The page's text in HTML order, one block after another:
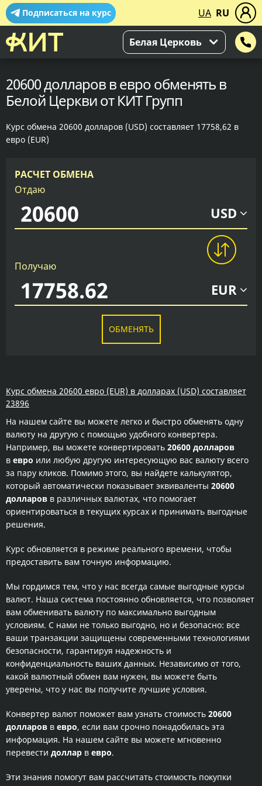
Подписаться на курс UA RU
Белая Церковь
20600 долларов в евро обменять в
Белой Церкви от КИТ Групп
Курс обмена 20600 долларов (USD) составляет 17758,62 в
евро (EUR)
РАСЧЕТ ОБМЕНА
Отдаю
USD
Получаю
EUR
ОБМЕНЯТЬ
Курс обмена 20600 евро (EUR) в долларах (USD) составляет
23896
На нашем сайте вы можете легко и быстро обменять одну
валюту на другую с помощью удобного конвертера.
Например, вы можете конвертировать 20600 долларов
в евро или любую другую интересующую вас валюту всего
за пару кликов. Помимо этого, вы найдете калькулятор,
который автоматически показывает эквиваленты 20600
долларов в различных валютах, что помогает
ориентироваться в текущих курсах и принимать выгодные
решения.
Курс обновляется в режиме реального времени, чтобы
предоставить вам точную информацию.
Мы гордимся тем, что у нас всегда самые выгодные курсы
валют. Наша система постоянно обновляется, что позволяет
вам обменивать валюту по максимально выгодным
условиям. С нами не только выгодно, но и безопасно: все
ваши транзакции защищены современными технологиями
безопасности, гарантируя надежность и
конфиденциальность ваших данных. Независимо от того,
какой валютный обмен вам нужен, вы можете быть
уверены, что у нас вы получите лучшие условия.
Конвертер валют поможет вам узнать стоимость 20600
долларов в евро, если вам срочно понадобилась эта
информация. На нашем сайте вы можете мгновенно
перевести доллар в евро.
Эти знания помогут вам рассчитать стоимость покупки